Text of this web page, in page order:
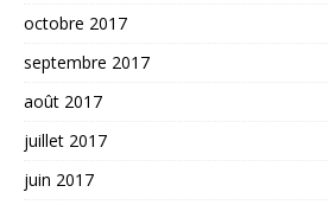
octobre 2017
septembre 2017
août 2017
juillet 2017
juin 2017